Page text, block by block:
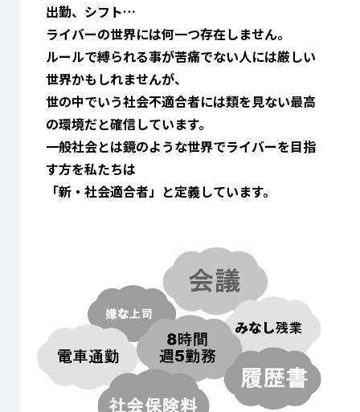
出勤、シフト…
ライバーの世界には何一つ存在しません。
ルールで縛られる事が苦痛でない人には厳しい
世界かもしれませんが、
世の中でいう社会不適合者には類を見ない最高
の環境だと確信しています。
一般社会とは鏡のような世界でライバーを目指
す方を私たちは
「新・社会適合者」と定義しています。